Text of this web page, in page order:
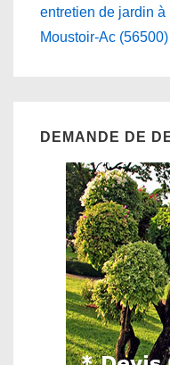
l’article
is
entretien de jardin à
Moustoir-Ac (56500)
DEMANDE DE